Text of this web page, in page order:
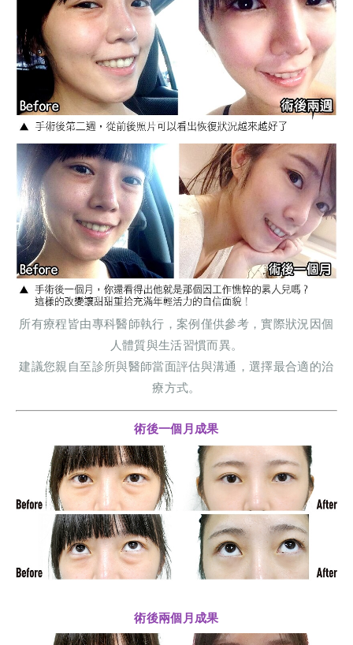
所有療程皆由專科醫師執行，案例僅供參考，實際狀況因個
人體質與生活習慣而異。
建議您親自至診所與醫師當面評估與溝通，選擇最合適的治
療方式。
術後一個月成果
術後兩個月成果